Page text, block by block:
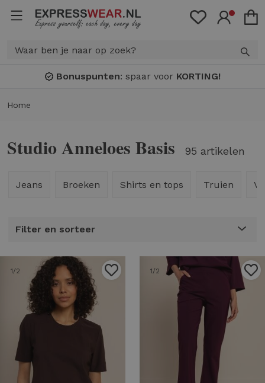
Bonuspunten: spaar voor KORTING!
Home
Studio Anneloes Basis 95 artikelen
Jeans Broeken Shirts en tops Truien
Filter en sorteer
1/2 1/2